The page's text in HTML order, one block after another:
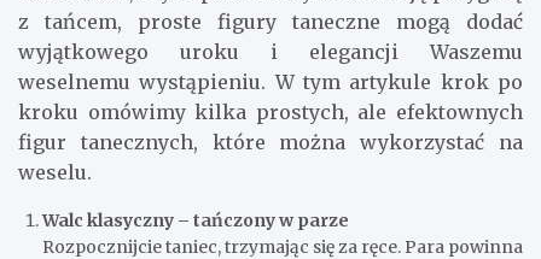
z tańcem, proste figury taneczne mogą dodać
wyjątkowego uroku i elegancji Waszemu
weselnemu wystąpieniu. W tym artykule krok po
kroku omówimy kilka prostych, ale efektownych
figur tanecznych, które można wykorzystać na
weselu.
Walc klasyczny – tańczony w parze
Rozpocznijcie taniec, trzymając się za ręce. Para powinna